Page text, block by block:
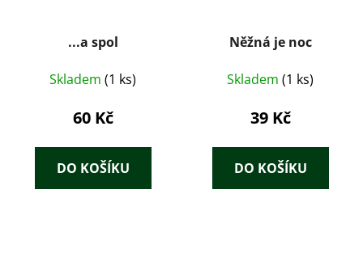
...a spol
Skladem (1 ks)
60 Kč
DO KOŠÍKU
Něžná je noc
Skladem (1 ks)
39 Kč
DO KOŠÍKU